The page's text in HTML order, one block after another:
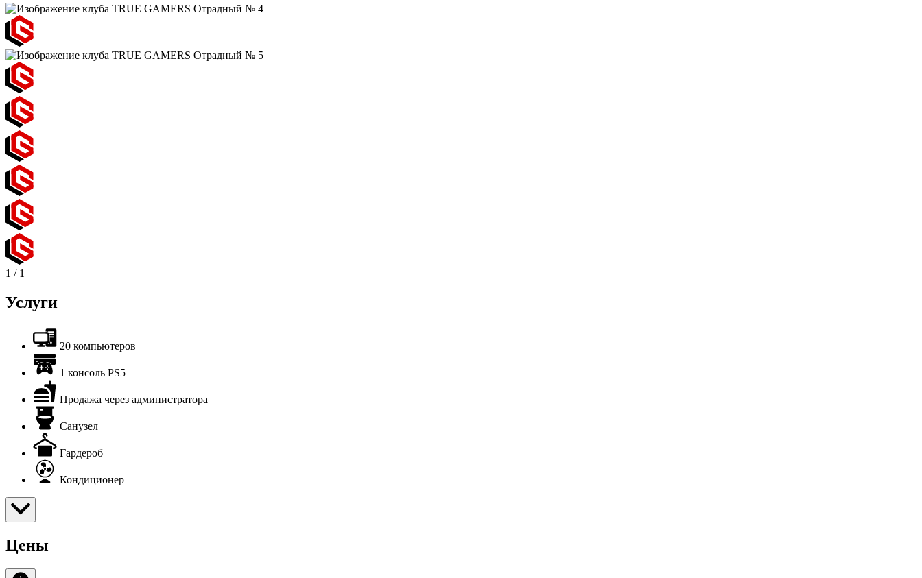
1 / 1
Услуги
20 компьютеров
1 консоль PS5
Продажа через администратора
Санузел
Гардероб
Кондиционер
Цены